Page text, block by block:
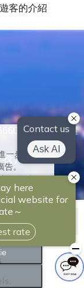
一步提高
告。
類
客的介紹
（與JR名古屋
）